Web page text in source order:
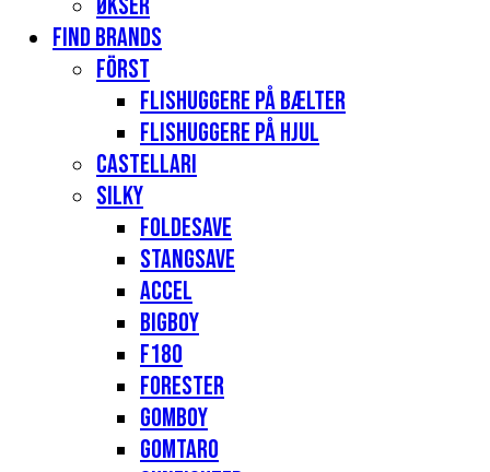
Find Brands
Först
Flishuggere på bælter
Flishuggere på hjul
Castellari
Silky
Foldesave
Stangsave
Accel
Bigboy
F180
Forester
Gomboy
Gomtaro